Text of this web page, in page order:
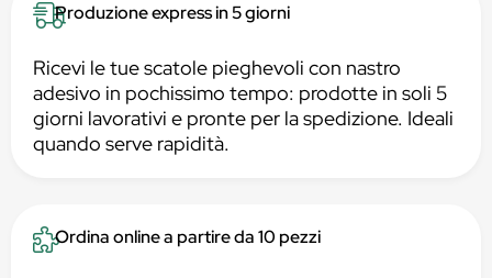
Produzione express in 5 giorni
Ricevi le tue scatole pieghevoli con nastro
adesivo in pochissimo tempo: prodotte in soli 5
giorni lavorativi e pronte per la spedizione. Ideali
quando serve rapidità.
Ordina online a partire da 10 pezzi